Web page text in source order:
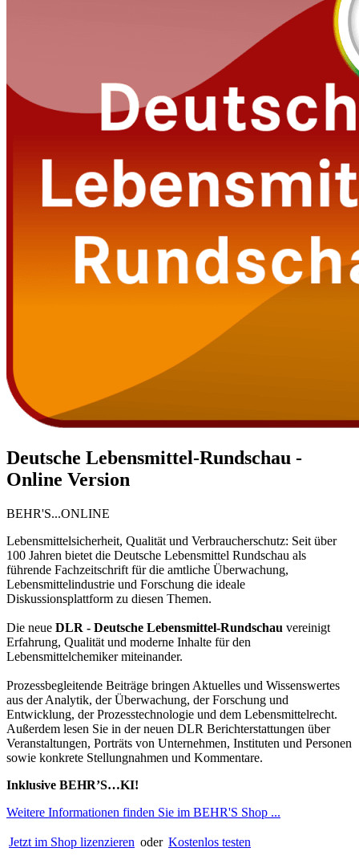
Deutsche Lebensmittel-Rundschau -
Online Version
BEHR'S...ONLINE
Lebensmittelsicherheit, Qualität und Verbraucherschutz: Seit über
100 Jahren bietet die Deutsche Lebensmittel Rundschau als
führende Fachzeitschrift für die amtliche Überwachung,
Lebensmittelindustrie und Forschung die ideale
Diskussionsplattform zu diesen Themen.
Die neue DLR - Deutsche Lebensmittel-Rundschau vereinigt
Erfahrung, Qualität und moderne Inhalte für den
Lebensmittelchemiker miteinander.
Prozessbegleitende Beiträge bringen Aktuelles und Wissenswertes
aus der Analytik, der Überwachung, der Forschung und
Entwicklung, der Prozesstechnologie und dem Lebensmittelrecht.
Außerdem lesen Sie in der neuen DLR Berichterstattungen über
Veranstaltungen, Porträts von Unternehmen, Instituten und Personen
sowie konkrete Stellungnahmen und Kommentare.
Inklusive BEHR’S…KI!
Weitere Informationen finden Sie im BEHR'S Shop ...
Jetzt im Shop lizenzieren oder Kostenlos testen